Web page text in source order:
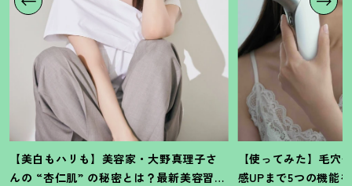
【美白もハリも】美容家・大野真理子さ
んの “杏仁肌” の秘密とは ？ 最新美容習慣
【使ってみた】毛穴
感UPまで5つの機能